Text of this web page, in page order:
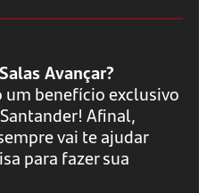
Avançar?
um benefício exclusivo
Afinal,
vai te ajudar
para fazer sua